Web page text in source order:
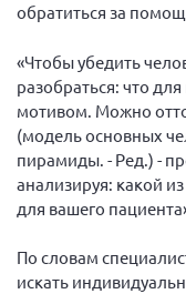
обратиться за
«Чтобы убедить
разобраться: что
мотивом. Можно
(модель основных
пирамиды. - Ред.) -
анализируя: какой
для вашего
По словам
искать